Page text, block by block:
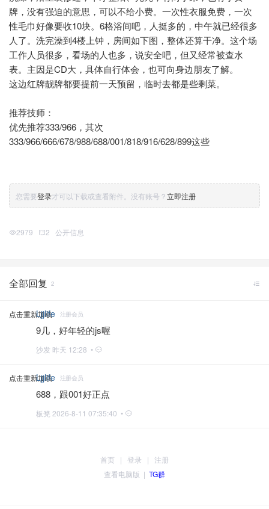
牌，没有强迫的意思，可以不给小费。一次性衣服免费，一次
性毛巾好像要收10块。6格浴间吧，人挺多的，中午就已经很多
人了。洗完澡到4楼上钟，房间如下图，整体还算干净。这个场
工作人员很多，看场的人也多，说安全吧，但又经常被查水
表。主因是CD大，具体自行体会，也可向身边朋友了解。
这边红牌靓牌都要提前一天预留，临时去都是些剩菜。
推荐技师：
优先推荐333/966，其次
333/966/666/678/988/688/001/818/916/628/899这些
您需要登录才可以下载或查看附件。没有账号？立即注册
2979 2 公开信息
全部回复 2
点击重新加载
Ljjlife 注册会员
9几，好年轻的js喔
沙发 昨天 12:28 •
点击重新加载
Ljjlife 注册会员
688，跟001好正点
板凳 2026-8-11 07:35:40 •
首页 | 登录 | 注册
查看电脑版 | TG群